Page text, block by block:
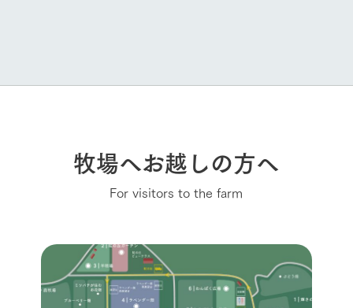
牧場へお越しの方へ
For visitors to the farm